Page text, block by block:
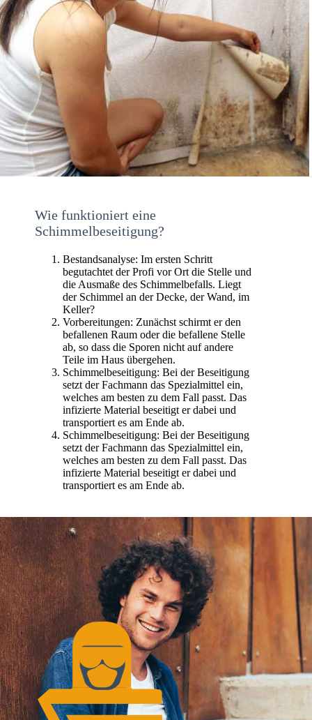
Wie funktioniert eine
Schimmelbeseitigung?
Bestandsanalyse: Im ersten Schritt
begutachtet der Profi vor Ort die Stelle und
die Ausmaße des Schimmelbefalls. Liegt
der Schimmel an der Decke, der Wand, im
Keller?
Vorbereitungen: Zunächst schirmt er den
befallenen Raum oder die befallene Stelle
ab, so dass die Sporen nicht auf andere
Teile im Haus übergehen.
Schimmelbeseitigung: Bei der Beseitigung
setzt der Fachmann das Spezialmittel ein,
welches am besten zu dem Fall passt. Das
infizierte Material beseitigt er dabei und
transportiert es am Ende ab.
Schimmelbeseitigung: Bei der Beseitigung
setzt der Fachmann das Spezialmittel ein,
welches am besten zu dem Fall passt. Das
infizierte Material beseitigt er dabei und
transportiert es am Ende ab.